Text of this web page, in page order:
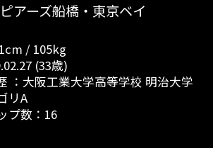
アーズ船橋・東京ベイ
/ 105kg
(33歳)
：大阪工業大学高等学校 明治大学
リA
プ数：16